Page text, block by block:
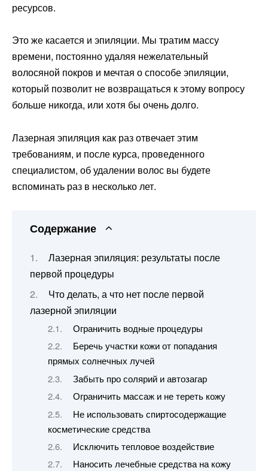
ресурсов.
Это же касается и эпиляции. Мы тратим массу
времени, постоянно удаляя нежелательный
волосяной покров и мечтая о способе эпиляции,
который позволит не возвращаться к этому вопросу
больше никогда, или хотя бы очень долго.
Лазерная эпиляция как раз отвечает этим
требованиям, и после курса, проведенного
специалистом, об удалении волос вы будете
вспоминать раз в несколько лет.
Содержание
Лазерная эпиляция: результаты после
первой процедуры
Что делать, а что нет после первой
лазерной эпиляции
Ограничить водные процедуры
Беречь участки кожи от попадания
прямых солнечных лучей
Забыть про солярий и автозагар
Ограничить массаж и не тереть кожу
Не использовать спиртосодержащие
косметические средства
Исключить тепловое воздействие
Наносить лечебные средства на кожу